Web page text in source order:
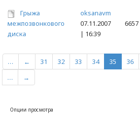
Грыжа
межпозвонкового
диска
oksanavm
07.11.2007
| 16:39
6657
… ← 31 32 33 34 35 36
…
→
Опции просмотра